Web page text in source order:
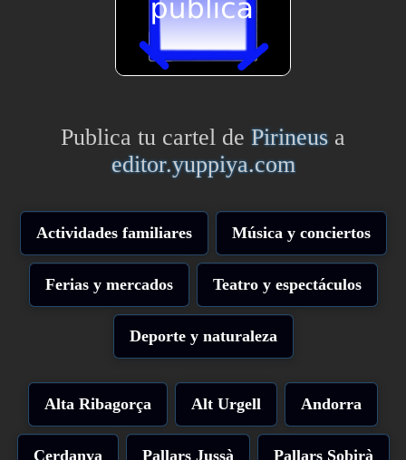
Publica tu cartel de Pirineusa
editor.yuppiya.com
Actividades familiares Música y conciertos
Ferias y mercados Teatro y espectáculos
Deporte y naturaleza
Alta Ribagorça Alt Urgell Andorra
Cerdanya Pallars Jussà Pallars Sobirà